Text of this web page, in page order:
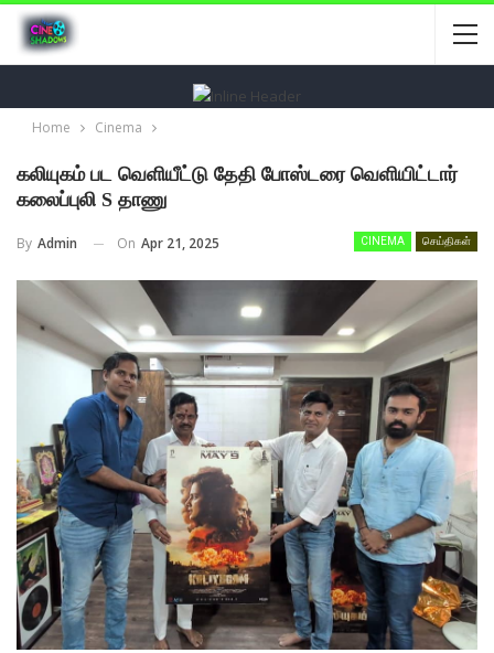
Home Cinema
கலியுகம் பட வெளியீட்டு தேதி போஸ்டரை வெளியிட்டார்
கலைப்புலி S தாணு
CINEMA செய்திகள்
By Admin On Apr 21, 2025